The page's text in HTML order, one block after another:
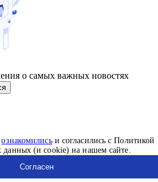
ознакомилисьи согласились с Политикой
данных (и cookie) на нашем сайте.
Согласен
о самых важных новостях